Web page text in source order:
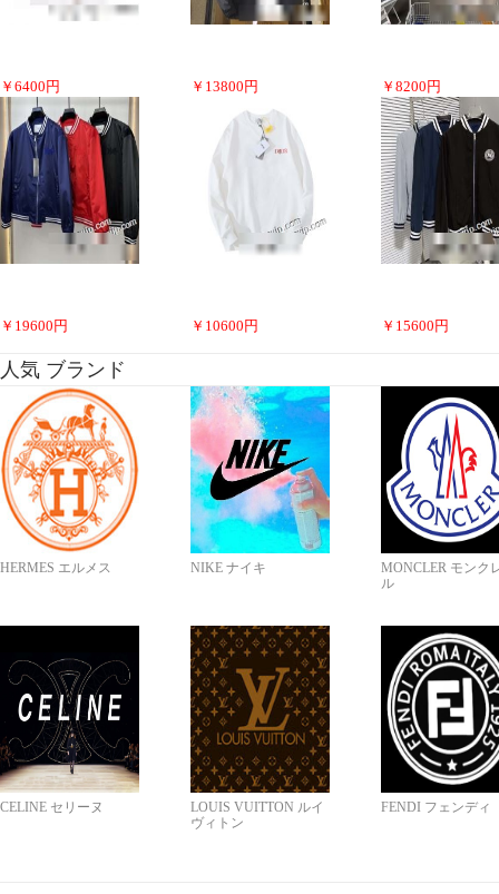
￥ 6400 円 ￥ 13800 円 ￥ 8200 円
￥ 19600 円 ￥ 10600 円 ￥ 15600 円
人気 ブランド
HERMES エルメス NIKE ナイキ
MONCLER モンク
ル
CELINE セリーヌ
LOUIS VUITTON ルイ
ヴィトン
FENDI フェンディ